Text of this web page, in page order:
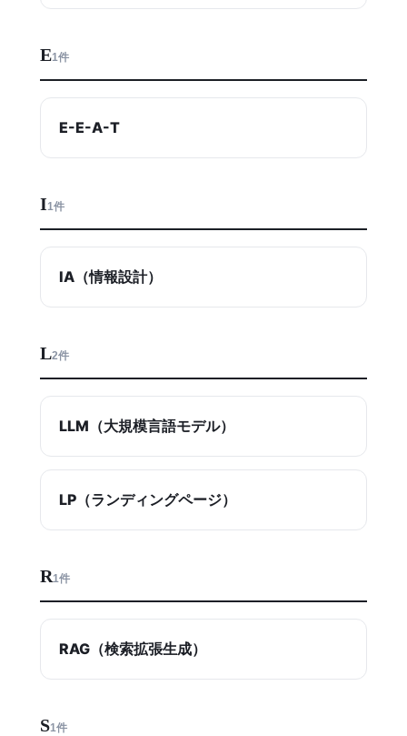
E1件
E-E-A-T
I1件
IA（情報設計）
L2件
LLM（大規模言語モデル）
LP（ランディングページ）
R1件
RAG（検索拡張生成）
S1件